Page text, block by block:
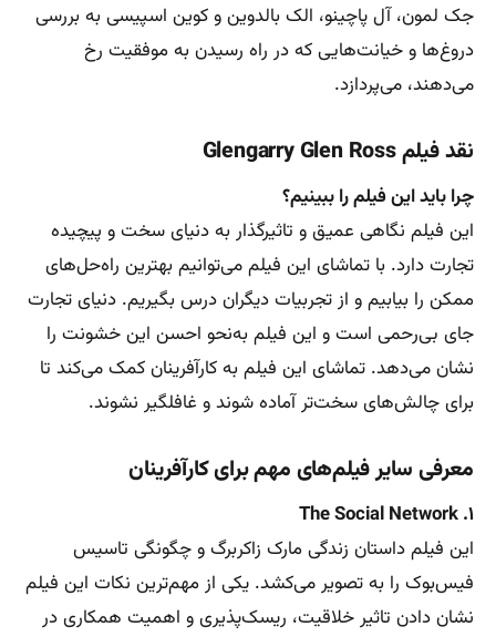
جک لمون، آل پاچینو، الک بالدوین و کوین اسپیسی به بررسی
دروغ‌ها و خیانت‌هایی که در راه رسیدن به موفقیت رخ
می‌دهند، می‌پردازد.
نقد فیلم Glengarry Glen Ross
چرا باید این فیلم را ببینیم؟
این فیلم نگاهی عمیق و تاثیرگذار به دنیای سخت و پیچیده
تجارت دارد. با تماشای این فیلم می‌توانیم بهترین راه‌حل‌های
ممکن را بیابیم و از تجربیات دیگران درس بگیریم. دنیای تجارت
جای بی‌رحمی است و این فیلم به‌نحو احسن این خشونت را
نشان می‌دهد. تماشای این فیلم به کارآفرینان کمک می‌کند تا
برای چالش‌های سخت‌تر آماده شوند و غافلگیر نشوند.
معرفی سایر فیلم‌های مهم برای کارآفرینان
۱. The Social Network
این فیلم داستان زندگی مارک زاکربرگ و چگونگی تاسیس
فیس‌بوک را به تصویر می‌کشد. یکی از مهم‌ترین نکات این فیلم
نشان دادن تاثیر خلاقیت، ریسک‌پذیری و اهمیت همکاری در